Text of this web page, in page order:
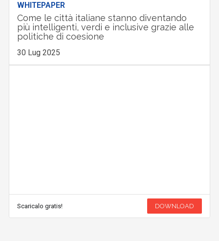
WHITEPAPER
Come le città italiane stanno diventando
più intelligenti, verdi e inclusive grazie alle
politiche di coesione
30 Lug 2025
Scaricalo gratis! DOWNLOAD